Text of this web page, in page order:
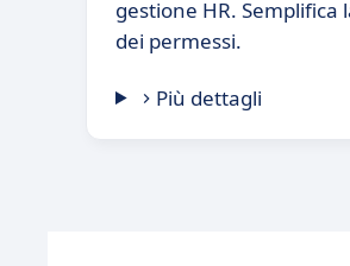
gestione HR.
dei permessi.
Più dettagli